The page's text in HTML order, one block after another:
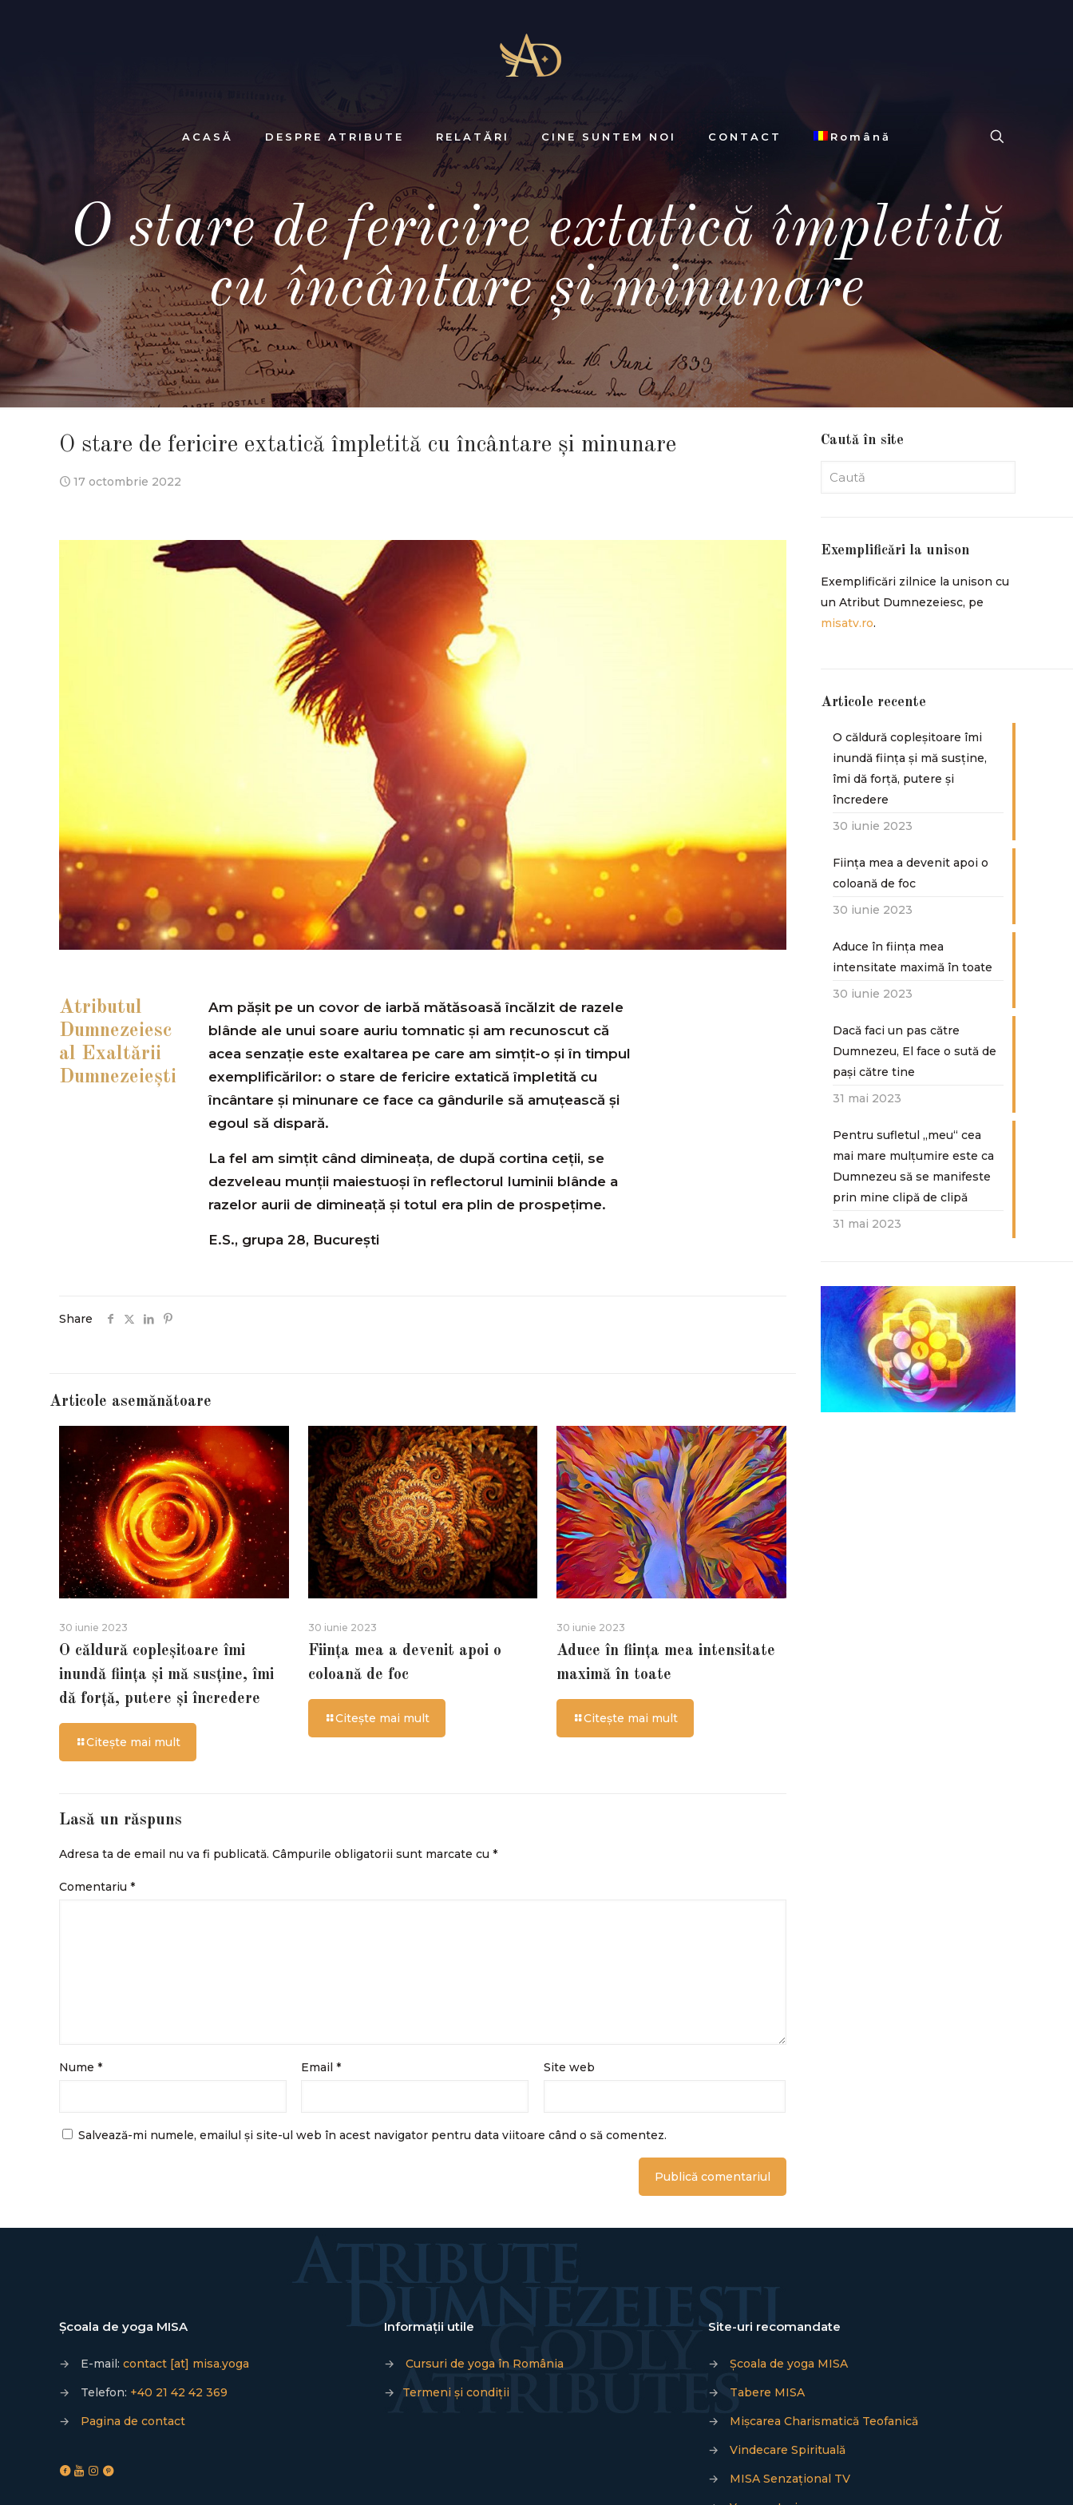
ACASĂ DESPRE ATRIBUTE RELATĂRI CINE SUNTEM NOI CONTACT Română
O stare de fericire extatică împletită
cu încântare și minunare
O stare de fericire extatică împletită cu încântare și minunare
17 octombrie 2022
Atributul
Dumnezeiesc
al Exaltării
Dumnezeiești
Am pășit pe un covor de iarbă mătăsoasă încălzit de razele
blânde ale unui soare auriu tomnatic și am recunoscut că
acea senzație este exaltarea pe care am simțit-o și în timpul
exemplificărilor: o stare de fericire extatică împletită cu
încântare și minunare ce face ca gândurile să amuțească și
egoul să dispară.
La fel am simțit când dimineața, de după cortina ceții, se
dezveleau munții maiestuoși în reflectorul luminii blânde a
razelor aurii de dimineață și totul era plin de prospețime.
E.S., grupa 28, București
Share
Articole asemănătoare
30 iunie 2023
O căldură copleșitoare îmi
inundă ființa și mă susține, îmi
dă forță, putere și încredere
Citește mai mult
30 iunie 2023
Ființa mea a devenit apoi o
coloană de foc
Citește mai mult
30 iunie 2023
Aduce în ființa mea intensitate
maximă în toate
Citește mai mult
Lasă un răspuns
Adresa ta de email nu va fi publicată. Câmpurile obligatorii sunt marcate cu *
Comentariu *
Nume * Email* Site web
Salvează-mi numele, emailul și site-ul web în acest navigator pentru data viitoare când o să comentez.
Caută în site
Exemplificări la unison
Exemplificări zilnice la unison cu
un Atribut Dumnezeiesc, pe
misatv.ro.
Articole recente
O căldură copleșitoare îmi
inundă ființa și mă susține,
îmi dă forță, putere și
încredere
30 iunie 2023
Ființa mea a devenit apoi o
coloană de foc
30 iunie 2023
Aduce în ființa mea
intensitate maximă în toate
30 iunie 2023
Dacă faci un pas către
Dumnezeu, El face o sută de
paşi către tine
31 mai 2023
Pentru sufletul „meu“ cea
mai mare mulțumire este ca
Dumnezeu să se manifeste
prin mine clipă de clipă
31 mai 2023
Școala de yoga MISA
→ E-mail: contact [at] misa.yoga
→
Telefon: +40 21 42 42 369
→
Pagina de contact
Informații utile
→
Cursuri de yoga în România
→
Termeni și condiții
Site-uri recomandate
→
Școala de yoga MISA
→
Tabere MISA
→
Mișcarea Charismatică Teofanică
→
Vindecare Spirituală
→
MISA Senzațional TV